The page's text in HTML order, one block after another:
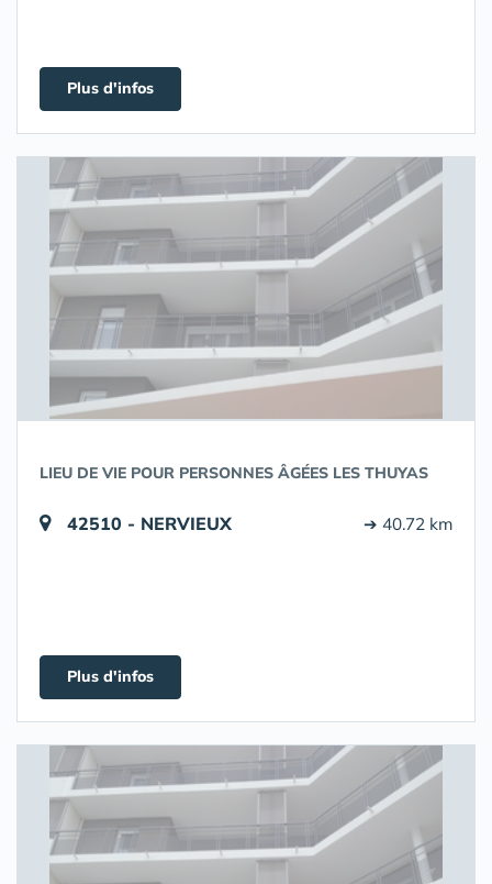
Plus d'infos
LIEU DE VIE POUR PERSONNES ÂGÉES LES THUYAS
42510 - NERVIEUX ➔ 40.72 km
Plus d'infos